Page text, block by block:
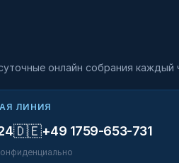
онлайн собрания
ЛИНИЯ
🇩🇪+49 1759-653-731